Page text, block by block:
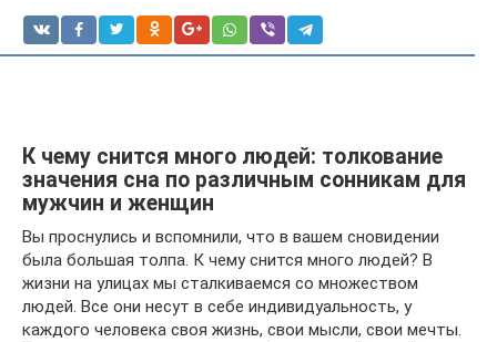
К чему снится много людей: толкование
значения сна по различным сонникам для
мужчин и женщин
Вы проснулись и вспомнили, что в вашем сновидении
была большая толпа. К чему снится много людей? В
жизни на улицах мы сталкиваемся со множеством
людей. Все они несут в себе индивидуальность, у
каждого человека своя жизнь, свои мысли, свои мечты.